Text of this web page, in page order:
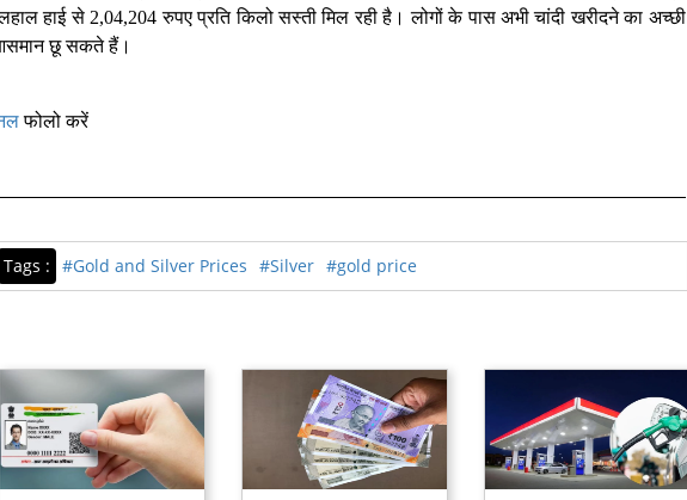
हाई से 2,04,204 रुपए प्रति किलो सस्ती मिल रही है। लोगों के पास अभी चांदी खरीदने का अच्छी
छू सकते हैं।
फोलो करें
Tags : #Gold and Silver Prices #Silver #gold price